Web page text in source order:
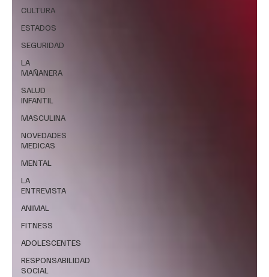
CULTURA
ESTADOS
SEGURIDAD
LA
MAÑANERA
SALUD
INFANTIL
MASCULINA
NOVEDADES
MEDICAS
MENTAL
LA
ENTREVISTA
ANIMAL
FITNESS
ADOLESCENTES
RESPONSABILIDAD
SOCIAL